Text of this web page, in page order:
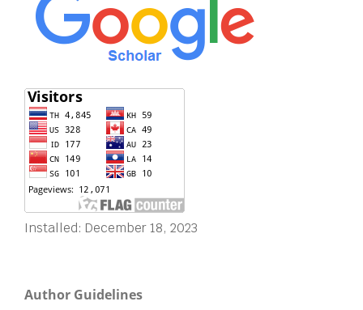
Installed: December 18, 2023
Author Guidelines